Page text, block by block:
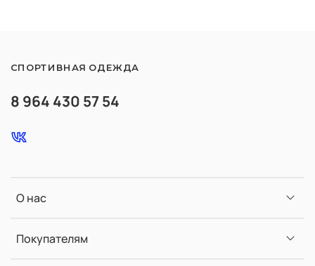
О нас
Покупателям
8 964 430 57 54
СПОРТИВНАЯ ОДЕЖДА